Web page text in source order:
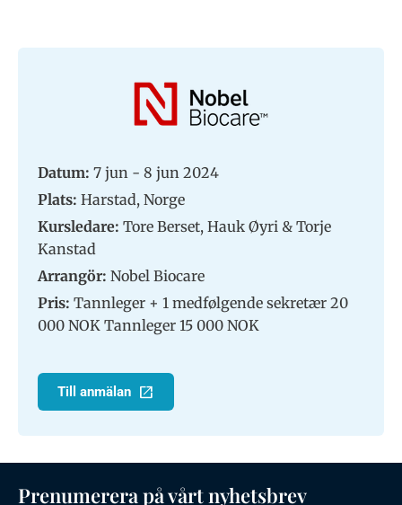
Datum: 7 jun - 8 jun 2024
Plats: Harstad, Norge
Kursledare: Tore Berset, Hauk Øyri & Torje
Kanstad
Arrangör: Nobel Biocare
Pris: Tannleger + 1 medfølgende sekretær 20
000 NOK Tannleger 15 000 NOK
Till anmälan
Prenumerera på vårt nyhetsbrev